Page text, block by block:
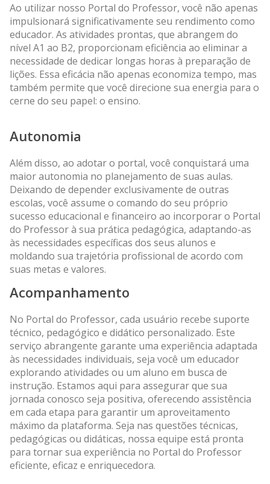
Ao utilizar nosso Portal do Professor, você não apenas
impulsionará significativamente seu rendimento como
educador. As atividades prontas, que abrangem do
nível A1 ao B2, proporcionam eficiência ao eliminar a
necessidade de dedicar longas horas à preparação de
lições. Essa eficácia não apenas economiza tempo, mas
também permite que você direcione sua energia para o
cerne do seu papel: o ensino.
Autonomia
Além disso, ao adotar o portal, você conquistará uma
maior autonomia no planejamento de suas aulas.
Deixando de depender exclusivamente de outras
escolas, você assume o comando do seu próprio
sucesso educacional e financeiro ao incorporar o Portal
do Professor à sua prática pedagógica, adaptando-as
às necessidades específicas dos seus alunos e
moldando sua trajetória profissional de acordo com
suas metas e valores.
Acompanhamento
No Portal do Professor, cada usuário recebe suporte
técnico, pedagógico e didático personalizado. Este
serviço abrangente garante uma experiência adaptada
às necessidades individuais, seja você um educador
explorando atividades ou um aluno em busca de
instrução. Estamos aqui para assegurar que sua
jornada conosco seja positiva, oferecendo assistência
em cada etapa para garantir um aproveitamento
máximo da plataforma. Seja nas questões técnicas,
pedagógicas ou didáticas, nossa equipe está pronta
para tornar sua experiência no Portal do Professor
eficiente, eficaz e enriquecedora.